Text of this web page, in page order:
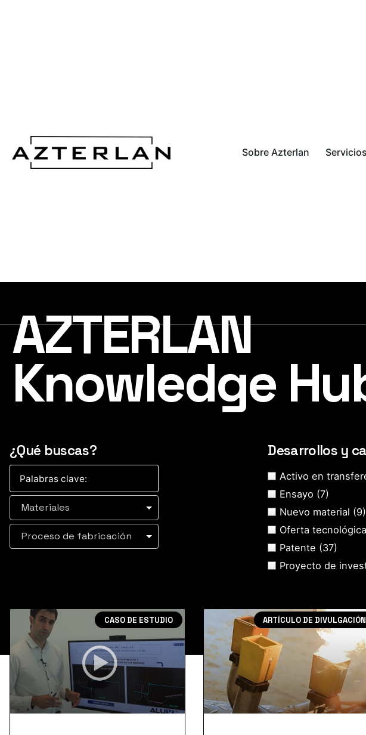
Sobre Azterlan
AZTERLAN
Knowledge
¿Qué buscas?
Materiales
Proceso de fabricación
Desarrollos y
Activo en
Ensayo (7)
Nuevo material (9)
Oferta tecnológica
Patente (37)
Proyecto de
CASO DE ESTUDIO ARTÍCULO DE DIVULGACIÓN